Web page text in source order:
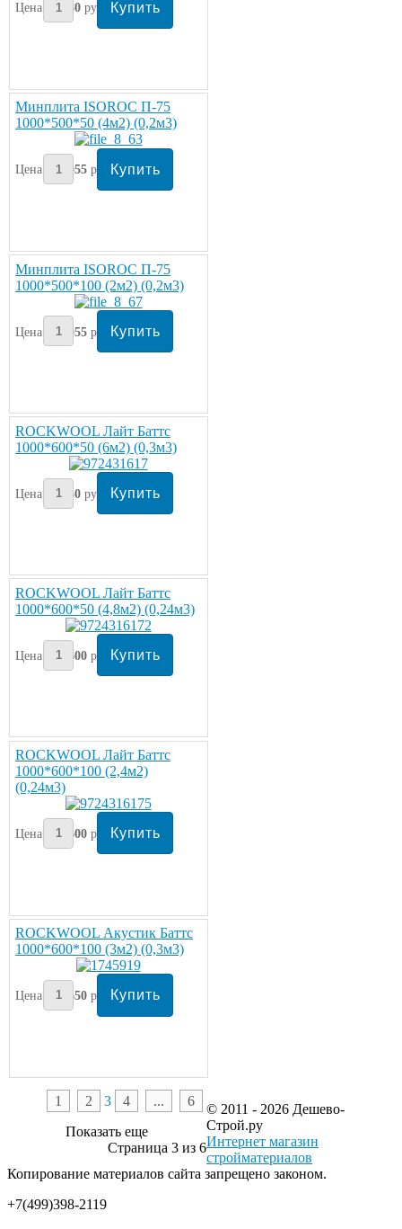
Цена: 680руб/упаковка
Минплита ISOROC П-75
1000*500*50 (4м2) (0,2м3)
Цена: 1055руб/упаковка
Минплита ISOROC П-75
1000*500*100 (2м2) (0,2м3)
Цена: 1055руб
ROCKWOOL Лайт Баттс
1000*600*50 (6м2) (0,3м3)
Цена: 950руб/упаковка
ROCKWOOL Лайт Баттс
1000*600*50 (4,8м2) (0,24м3)
Цена: 1600руб/упаковка
ROCKWOOL Лайт Баттс
1000*600*100 (2,4м2)
(0,24м3)
Цена: 1600руб/упаковка
ROCKWOOL Акустик Баттс
1000*600*100 (3м2) (0,3м3)
Цена: 1650руб/упаковка
1 2 3 4 ...
6
Показать еще
Страница 3 из 6
© 2011 - 2026 Дешево-
Строй.ру
Интернет магазин
стройматериалов
Копирование материалов сайта запрещено законом.
+7(499)398-2119